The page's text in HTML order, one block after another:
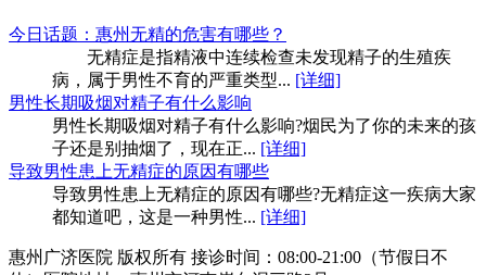
今日话题：惠州无精的危害有哪些？
无精症是指精液中连续检查未发现精子的生殖疾
病，属于男性不育的严重类型... [详细]
男性长期吸烟对精子有什么影响
男性长期吸烟对精子有什么影响?烟民为了你的未来的孩
子还是别抽烟了，现在正... [详细]
导致男性患上无精症的原因有哪些
导致男性患上无精症的原因有哪些?无精症这一疾病大家
都知道吧，这是一种男性... [详细]
惠州广济医院 版权所有 接诊时间：08:00-21:00（节假日不